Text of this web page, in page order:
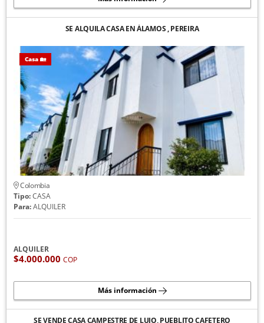
SE ALQUILA CASA EN ÁLAMOS , PEREIRA
Casa 🏡
Colombia
Tipo:CASA
Para:ALQUILER
ALQUILER
$4.000.000 COP
Más información
SE VENDE CASA CAMPESTRE DE LUJO, PUEBLITO CAFETERO